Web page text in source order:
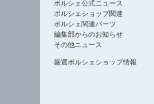
ポルシェ公式ニュース
ポルシェショップ関連
ポルシェ関連パーツ
編集部からのお知らせ
その他ニュース
厳選ポルシェショップ情報